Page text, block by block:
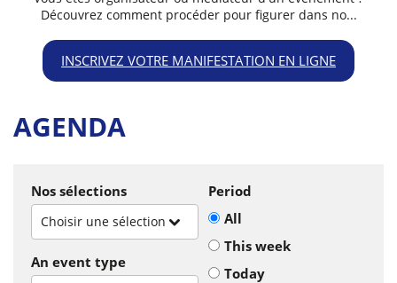
Découvrez comment procéder pour figurer dans no...
INSCRIVEZ VOTRE MANIFESTATION EN LIGNE
AGENDA
Nos sélections
Choisir une sélection
An event type
Period
All
This week
Today